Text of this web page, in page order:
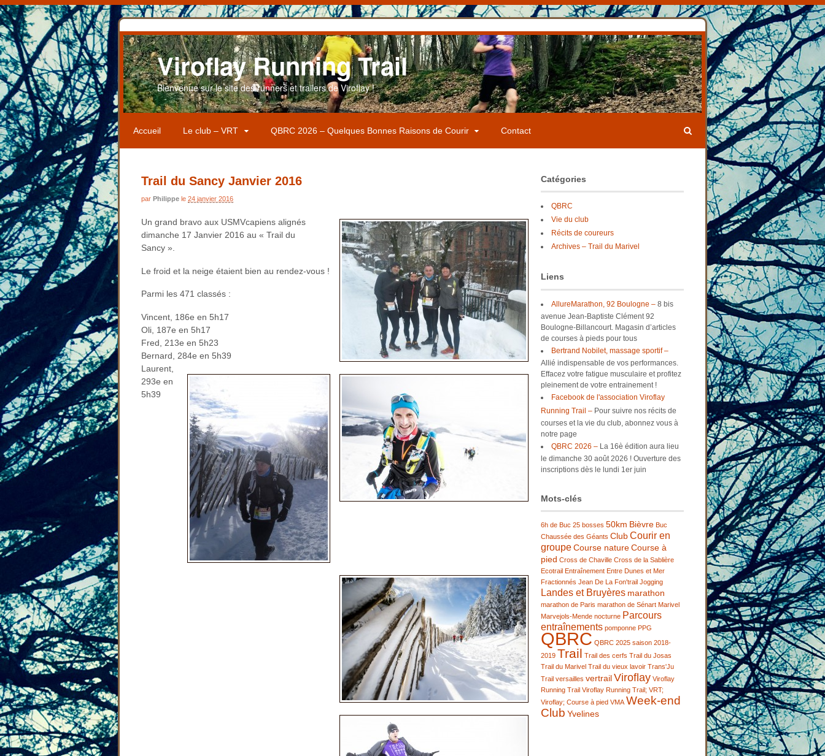
Viroflay Running Trail
Bienvenue sur le site des runners et trailers de Viroflay !
Accueil Le club – VRT QBRC 2026 – Quelques Bonnes Raisons de Courir Contact
Trail du Sancy Janvier 2016
par Philippe le 24 janvier 2016
Un grand bravo aux USMVcapiens alignés
dimanche 17 Janvier 2016 au « Trail du
Sancy ».
Le froid et la neige étaient bien au rendez-vous !
Parmi les 471 classés :
Vincent, 186e en 5h17
Oli, 187e en 5h17
Fred, 213e en 5h23
Bernard, 284e en 5h39
Laurent,
293e en
5h39
Catégories
QBRC
Vie du club
Récits de coureurs
Archives – Trail du Marivel
Liens
AllureMarathon, 92 Boulogne –8 bis
avenue Jean-Baptiste Clément 92
Boulogne-Billancourt. Magasin d’articles
de courses à pieds pour tous
Bertrand Nobilet, massage sportif –
Allié indispensable de vos performances.
Effacez votre fatigue musculaire et profitez
pleinement de votre entrainement !
Facebook de l'association Viroflay
Running Trail –Pour suivre nos récits de
courses et la vie du club, abonnez vous à
notre page
QBRC 2026 –La 16è édition aura lieu
le dimanche 30 août 2026 ! Ouverture des
inscriptions dès le lundi 1er juin
Mots-clés
6h de Buc 25 bosses 50km Bièvre Buc
Chaussée des Géants Club Courir en
groupe Course nature Course à
pied Cross de Chaville Cross de la Sablière
Ecotrail Entraînement Entre Dunes et Mer
Fractionnés Jean De La Fon'trail Jogging
Landes et Bruyères marathon
marathon de Paris marathon de Sénart Marivel
Marvejols-Mende nocturne Parcours
entraînements pomponne PPG
QBRC QBRC 2025 saison 2018-
2019 Trail Trail des cerfs Trail du Josas
Trail du Marivel Trail du vieux lavoir Trans'Ju
Trail versailles vertrail Viroflay Viroflay
Running Trail Viroflay Running Trail; VRT;
Viroflay; Course à pied VMA Week-end
Club Yvelines